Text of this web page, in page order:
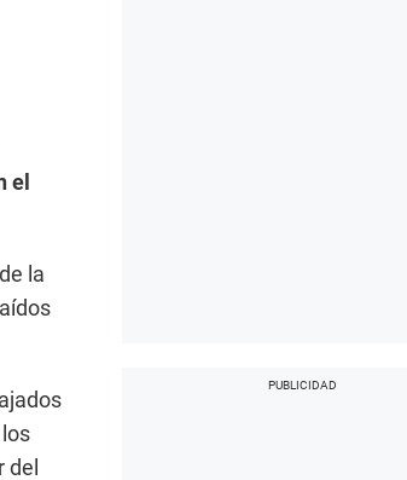
el
la
del